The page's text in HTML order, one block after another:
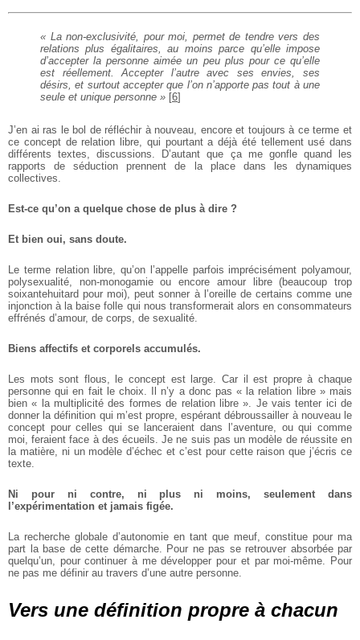
« La non-exclusivité, pour moi, permet de tendre vers des
relations plus égalitaires, au moins parce qu’elle impose
d’accepter la personne aimée un peu plus pour ce qu’elle
est réellement. Accepter l’autre avec ses envies, ses
désirs, et surtout accepter que l’on n’apporte pas tout à une
seule et unique personne » [6]
J’en ai ras le bol de réfléchir à nouveau, encore et toujours à ce terme et
ce concept de relation libre, qui pourtant a déjà été tellement usé dans
différents textes, discussions. D’autant que ça me gonfle quand les
rapports de séduction prennent de la place dans les dynamiques
collectives.
Est-ce qu’on a quelque chose de plus à dire ?
Et bien oui, sans doute.
Le terme relation libre, qu’on l’appelle parfois imprécisément polyamour,
polysexualité, non-monogamie ou encore amour libre (beaucoup trop
soixantehuitard pour moi), peut sonner à l’oreille de certains comme une
injonction à la baise folle qui nous transformerait alors en consommateurs
effrénés d’amour, de corps, de sexualité.
Biens affectifs et corporels accumulés.
Les mots sont flous, le concept est large. Car il est propre à chaque
personne qui en fait le choix. Il n’y a donc pas « la relation libre » mais
bien « la multiplicité des formes de relation libre ». Je vais tenter ici de
donner la définition qui m’est propre, espérant débroussailler à nouveau le
concept pour celles qui se lanceraient dans l’aventure, ou qui comme
moi, feraient face à des écueils. Je ne suis pas un modèle de réussite en
la matière, ni un modèle d’échec et c’est pour cette raison que j’écris ce
texte.
Ni pour ni contre, ni plus ni moins, seulement dans
l’expérimentation et jamais figée.
La recherche globale d’autonomie en tant que meuf, constitue pour ma
part la base de cette démarche. Pour ne pas se retrouver absorbée par
quelqu’un, pour continuer à me développer pour et par moi-même. Pour
ne pas me définir au travers d’une autre personne.
Vers une définition propre à chacun